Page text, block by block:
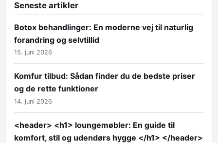
Seneste artikler
Botox behandlinger: En moderne vej til naturlig
forandring og selvtillid
15. juni 2026
Komfur tilbud: Sådan finder du de bedste priser
og de rette funktioner
14. juni 2026
<header> <h1> loungemøbler: En guide til
komfort, stil og udendørs hygge </h1> </header>